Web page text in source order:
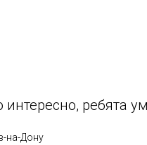
ребята
на-Дону